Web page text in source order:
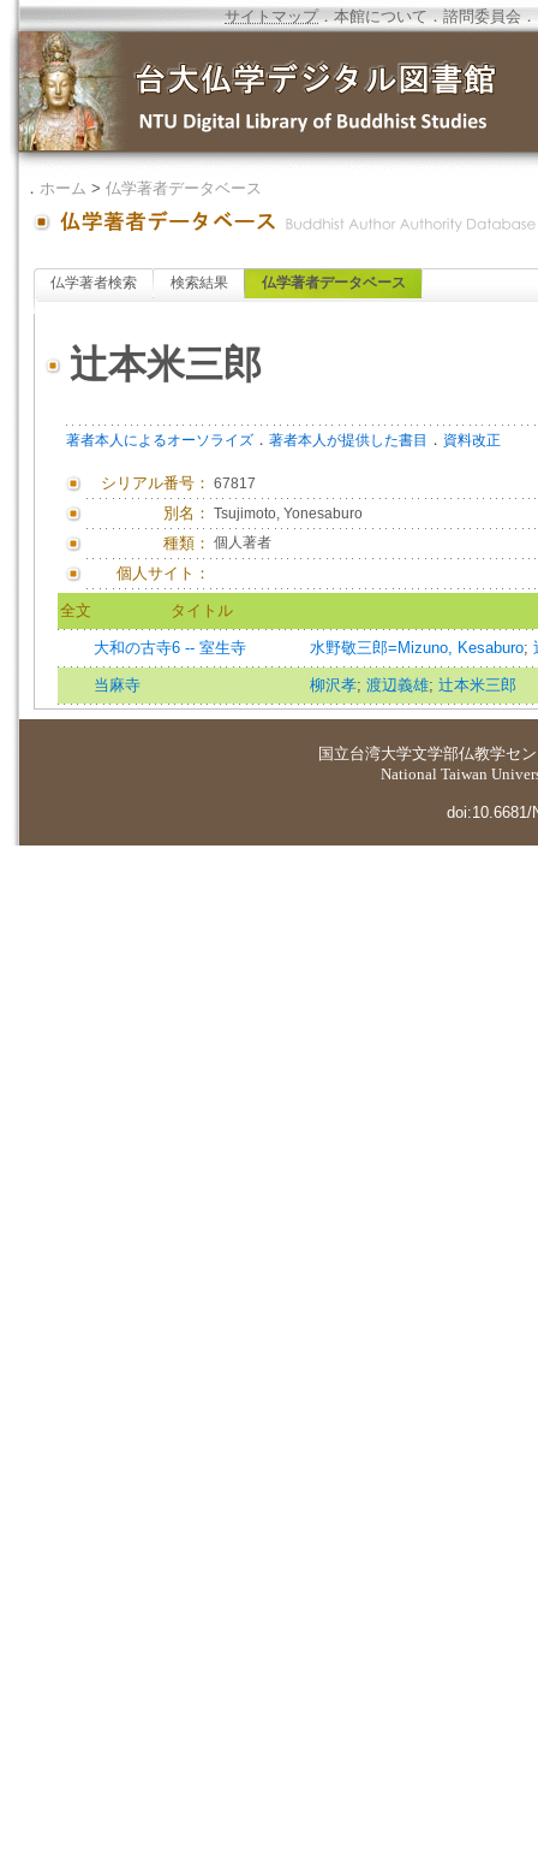
サイトマップ．本館について ．諮問委員会 ．
． ホーム > 仏学著者データベース
仏学著者検索 検索結果 仏学著者データベース
辻本米三郎
著者本人によるオーソライズ ． 著者本人が提供した書目 ． 資料改正
シリアル番号： 67817
別名： Tsujimoto, Yonesaburo
種類： 個人著者
個人サイト：
全文 タイトル
大和の古寺6 -- 室生寺 水野敬三郎=Mizuno, Kesaburo;
当麻寺 柳沢孝; 渡辺義雄; 辻本米三郎
国立台湾大学文学部仏教学セ
National Taiwan
doi:10.6681/